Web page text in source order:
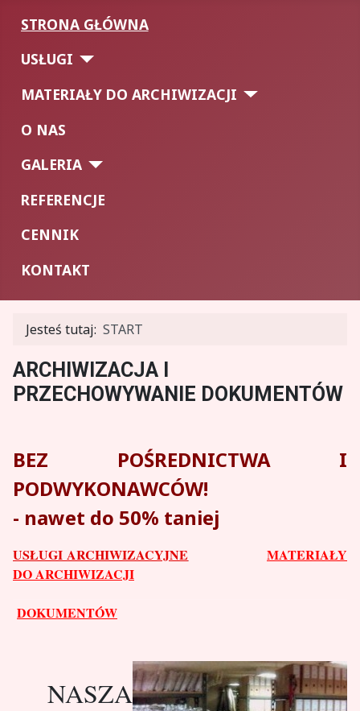
STRONA GŁÓWNA
USŁUGI
MATERIAŁY DO ARCHIWIZACJI
O NAS
GALERIA
REFERENCJE
CENNIK
KONTAKT
Jesteś tutaj: START
ARCHIWIZACJA I
PRZECHOWYWANIE DOKUMENTÓW
BEZ POŚREDNICTWA I
PODWYKONAWCÓW!
- nawet do 50% taniej
USŁUGI ARCHIWIZACYJNE
MATERIAŁY
DO ARCHIWIZACJI
DOKUMENTÓW
NASZA